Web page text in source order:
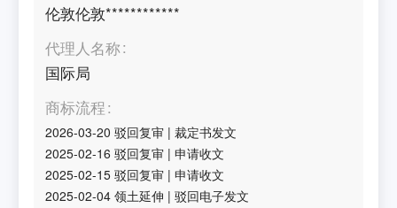
伦敦伦敦************
代理人名称
国际局
商标流程
2026-03-20 驳回复审 |裁定书发文
2025-02-16 驳回复审 |申请收文
2025-02-15 驳回复审 |申请收文
2025-02-04 领土延伸 |驳回电子发文